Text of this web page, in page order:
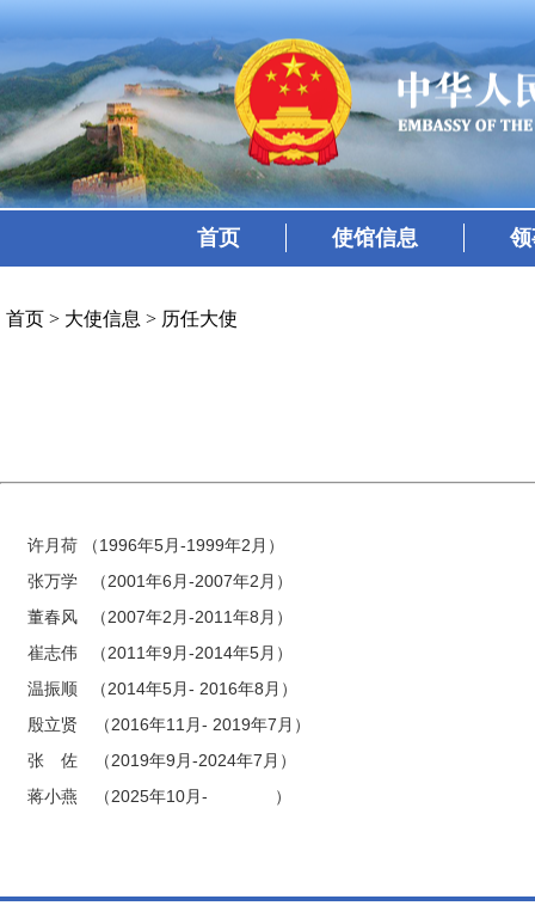
首页 使馆信息
首页 > 大使信息 > 历任大使
许月荷 （1996年5月-1999年2月）
张万学 （2001年6月-2007年2月）
董春风 （2007年2月-2011年8月）
崔志伟 （2011年9月-2014年5月）
温振顺 （2014年5月- 2016年8月）
殷立贤 （2016年11月- 2019年7月）
张 佐 （2019年9月-2024年7月）
蒋小燕 （2025年10月- ）